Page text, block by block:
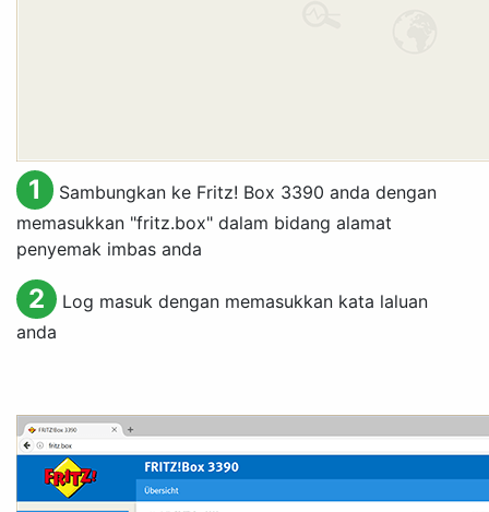
1
Sambungkan ke Fritz! Box 3390 anda dengan
memasukkan "fritz.box" dalam bidang alamat
penyemak imbas anda
2
Log masuk dengan memasukkan kata laluan
anda